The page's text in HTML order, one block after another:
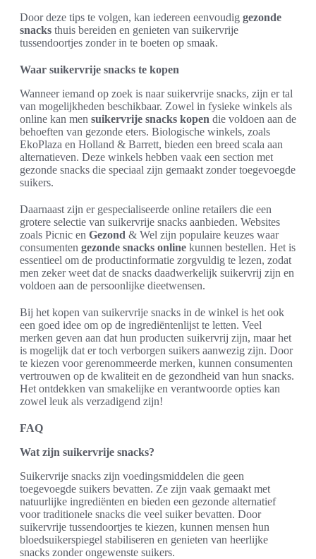
Door deze tips te volgen, kan iedereen eenvoudig gezonde
snacks thuis bereiden en genieten van suikervrije
tussendoortjes zonder in te boeten op smaak.
Waar suikervrije snacks te kopen
Wanneer iemand op zoek is naar suikervrije snacks, zijn er tal
van mogelijkheden beschikbaar. Zowel in fysieke winkels als
online kan men suikervrije snacks kopen die voldoen aan de
behoeften van gezonde eters. Biologische winkels, zoals
EkoPlaza en Holland & Barrett, bieden een breed scala aan
alternatieven. Deze winkels hebben vaak een section met
gezonde snacks die speciaal zijn gemaakt zonder toegevoegde
suikers.
Daarnaast zijn er gespecialiseerde online retailers die een
grotere selectie van suikervrije snacks aanbieden. Websites
zoals Picnic en Gezond & Wel zijn populaire keuzes waar
consumenten gezonde snacks online kunnen bestellen. Het is
essentieel om de productinformatie zorgvuldig te lezen, zodat
men zeker weet dat de snacks daadwerkelijk suikervrij zijn en
voldoen aan de persoonlijke dieetwensen.
Bij het kopen van suikervrije snacks in de winkel is het ook
een goed idee om op de ingrediëntenlijst te letten. Veel
merken geven aan dat hun producten suikervrij zijn, maar het
is mogelijk dat er toch verborgen suikers aanwezig zijn. Door
te kiezen voor gerenommeerde merken, kunnen consumenten
vertrouwen op de kwaliteit en de gezondheid van hun snacks.
Het ontdekken van smakelijke en verantwoorde opties kan
zowel leuk als verzadigend zijn!
FAQ
Wat zijn suikervrije snacks?
Suikervrije snacks zijn voedingsmiddelen die geen
toegevoegde suikers bevatten. Ze zijn vaak gemaakt met
natuurlijke ingrediënten en bieden een gezonde alternatief
voor traditionele snacks die veel suiker bevatten. Door
suikervrije tussendoortjes te kiezen, kunnen mensen hun
bloedsuikerspiegel stabiliseren en genieten van heerlijke
snacks zonder ongewenste suikers.